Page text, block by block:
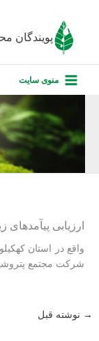
پویندگان
منوی سایت
ارزیابی
واقع در استان
شرکت مجتمع
→ نوشته قبل